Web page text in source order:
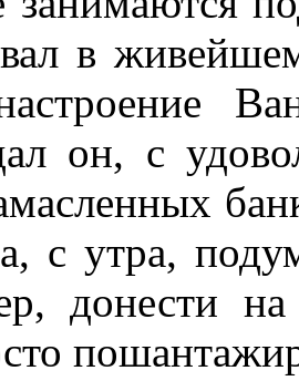
в
он, с
с утра,
донести